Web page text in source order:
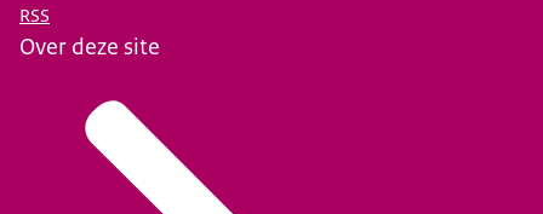
RSS
Over deze site